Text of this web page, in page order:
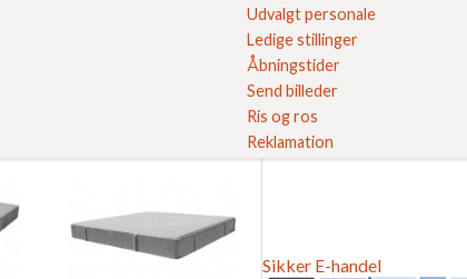
Udvalgt personale
Ledige stillinger
Åbningstider
Send billeder
Ris og ros
Reklamation
Se vores kvalitetssikring her
Sikker E-handel